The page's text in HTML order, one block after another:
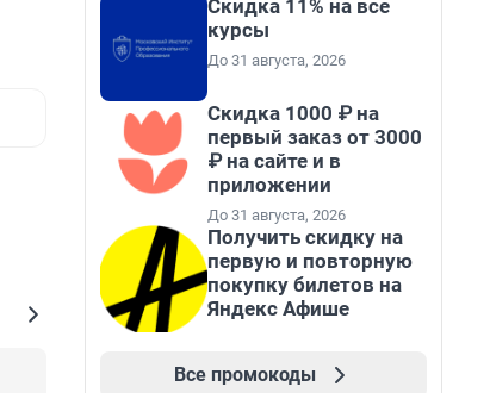
Скидка 11% на все
курсы
До 31 августа, 2026
Скидка 1000 ₽ на
первый заказ от 3000
₽ на сайте и в
приложении
До 31 августа, 2026
Получить скидку на
первую и повторную
покупку билетов на
Яндекс Афише
Все промокоды